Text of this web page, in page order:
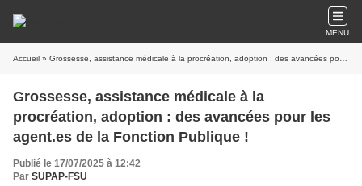
MENU
Accueil » Grossesse, assistance médicale à la procréation, adoption : des avancées pour les agent.es de la Fonction Publique !
Grossesse, assistance médicale à la
procréation, adoption : des avancées pour les
agent.es de la Fonction Publique !
Publié le 17/07/2025 à 12:42
Par SUPAP-FSU